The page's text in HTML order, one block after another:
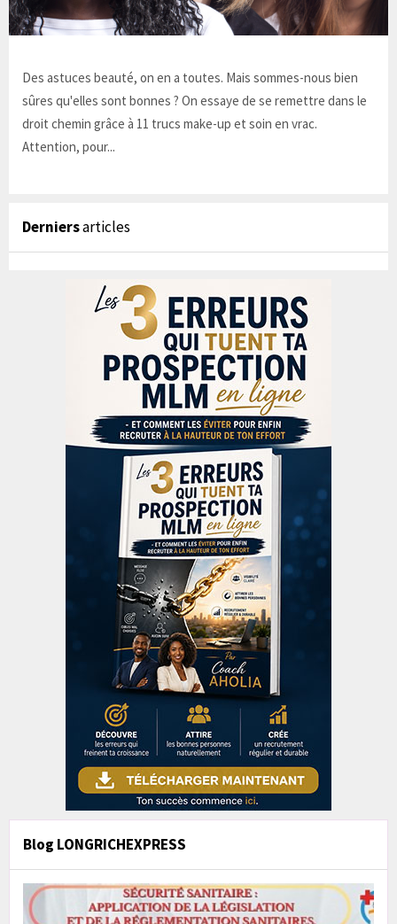
Des astuces beauté, on en a toutes. Mais sommes-nous bien
sûres qu'elles sont bonnes ? On essaye de se remettre dans le
droit chemin grâce à 11 trucs make-up et soin en vrac.
Attention, pour...
Derniersarticles
Blog LONGRICHEXPRESS